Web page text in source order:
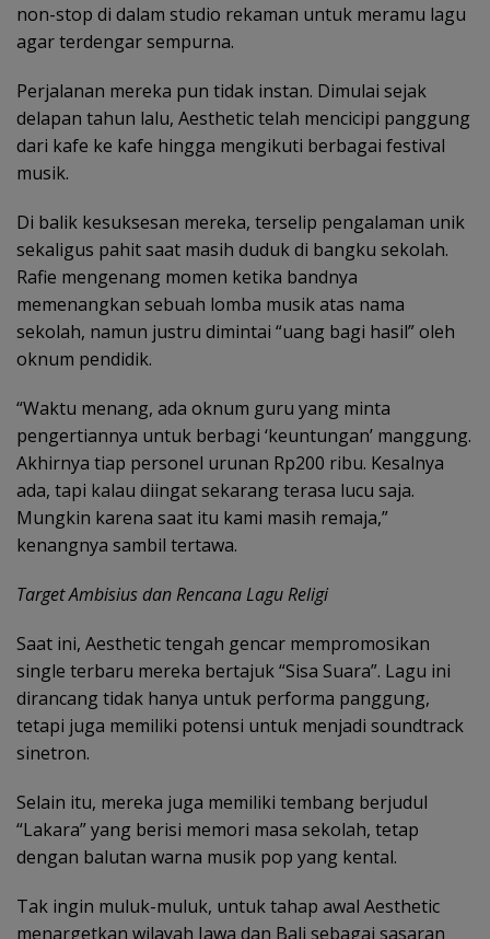
non-stop di dalam studio rekaman untuk meramu lagu
agar terdengar sempurna.
Perjalanan mereka pun tidak instan. Dimulai sejak
delapan tahun lalu, Aesthetic telah mencicipi panggung
dari kafe ke kafe hingga mengikuti berbagai festival
musik.
Di balik kesuksesan mereka, terselip pengalaman unik
sekaligus pahit saat masih duduk di bangku sekolah.
Rafie mengenang momen ketika bandnya
memenangkan sebuah lomba musik atas nama
sekolah, namun justru dimintai “uang bagi hasil” oleh
oknum pendidik.
“Waktu menang, ada oknum guru yang minta
pengertiannya untuk berbagi ‘keuntungan’ manggung.
Akhirnya tiap personel urunan Rp200 ribu. Kesalnya
ada, tapi kalau diingat sekarang terasa lucu saja.
Mungkin karena saat itu kami masih remaja,”
kenangnya sambil tertawa.
Target Ambisius dan Rencana Lagu Religi
Saat ini, Aesthetic tengah gencar mempromosikan
single terbaru mereka bertajuk “Sisa Suara”. Lagu ini
dirancang tidak hanya untuk performa panggung,
tetapi juga memiliki potensi untuk menjadi soundtrack
sinetron.
Selain itu, mereka juga memiliki tembang berjudul
“Lakara” yang berisi memori masa sekolah, tetap
dengan balutan warna musik pop yang kental.
Tak ingin muluk-muluk, untuk tahap awal Aesthetic
menargetkan wilayah Jawa dan Bali sebagai sasaran